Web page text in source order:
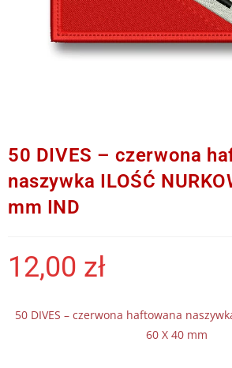
50 DIVES – czerwona
naszywka ILOŚĆ
mm IND
12,00 zł
50 DIVES – czerwona haftowana
60 X 40 mm